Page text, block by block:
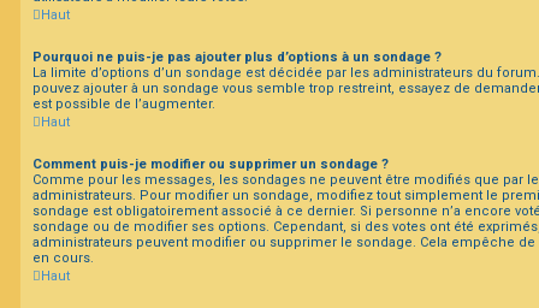
Haut
Pourquoi ne puis-je pas ajouter plus d’options à un sondage ?
La limite d’options d’un sondage est décidée par les administrateurs du
pouvez ajouter à un sondage vous semble trop restreint, essayez de
est possible de l’augmenter.
Haut
Comment puis-je modifier ou supprimer un sondage ?
Comme pour les messages, les sondages ne peuvent être modifiés que par
administrateurs. Pour modifier un sondage, modifiez tout simplement le
sondage est obligatoirement associé à ce dernier. Si personne n’a encore
sondage ou de modifier ses options. Cependant, si des votes ont été
administrateurs peuvent modifier ou supprimer le sondage. Cela empêche
en cours.
Haut